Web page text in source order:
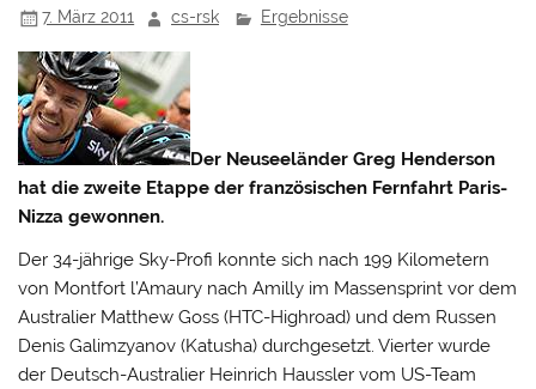
7. März 2011 cs-rsk Ergebnisse
Der Neuseeländer Greg Henderson
hat die zweite Etappe der französischen Fernfahrt Paris-
Nizza gewonnen.
Der 34-jährige Sky-Profi konnte sich nach 199 Kilometern
von Montfort l’Amaury nach Amilly im Massensprint vor dem
Australier Matthew Goss (HTC-Highroad) und dem Russen
Denis Galimzyanov (Katusha) durchgesetzt. Vierter wurde
der Deutsch-Australier Heinrich Haussler vom US-Team